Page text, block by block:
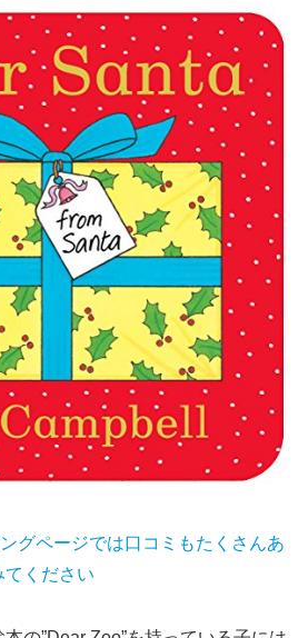
グページでは口コミもたくさんあ
てください